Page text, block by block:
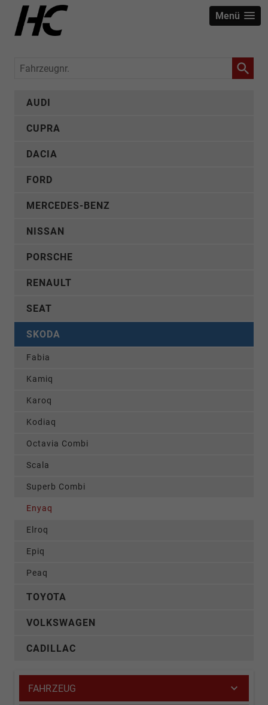
Menü
Fahrzeugnr.
AUDI
CUPRA
DACIA
FORD
MERCEDES-BENZ
NISSAN
PORSCHE
RENAULT
SEAT
SKODA
Fabia
Kamiq
Karoq
Kodiaq
Octavia Combi
Scala
Superb Combi
Enyaq
Elroq
Epiq
Peaq
TOYOTA
VOLKSWAGEN
CADILLAC
FAHRZEUG